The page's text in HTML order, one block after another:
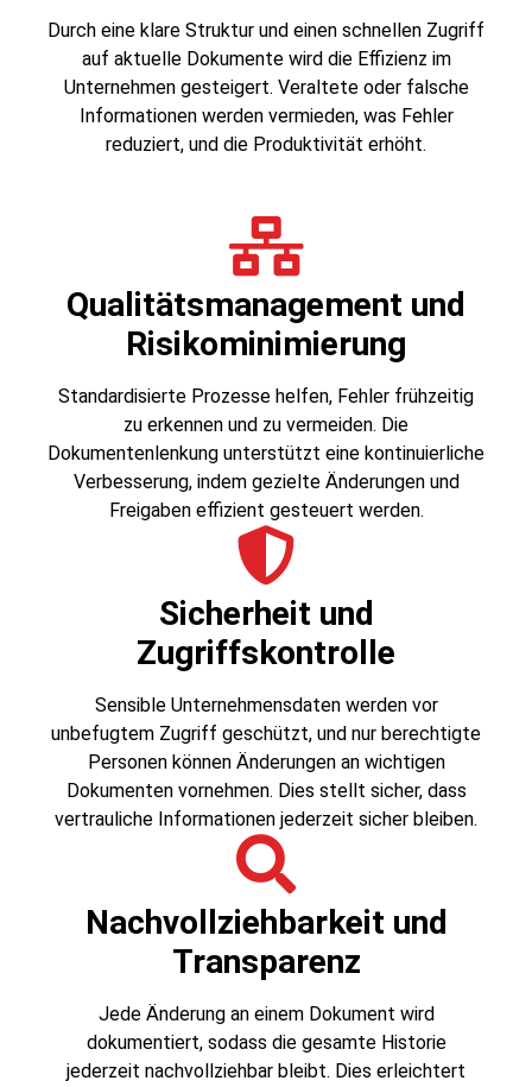
Durch eine klare Struktur und einen schnellen Zugriff
auf aktuelle Dokumente wird die Effizienz im
Unternehmen gesteigert. Veraltete oder falsche
Informationen werden vermieden, was Fehler
reduziert, und die Produktivität erhöht.
Qualitätsmanagement und
Risikominimierung
Standardisierte Prozesse helfen, Fehler frühzeitig
zu erkennen und zu vermeiden. Die
Dokumentenlenkung unterstützt eine kontinuierliche
Verbesserung, indem gezielte Änderungen und
Freigaben effizient gesteuert werden.
Sicherheit und
Zugriffskontrolle
Sensible Unternehmensdaten werden vor
unbefugtem Zugriff geschützt, und nur berechtigte
Personen können Änderungen an wichtigen
Dokumenten vornehmen. Dies stellt sicher, dass
vertrauliche Informationen jederzeit sicher bleiben.
Nachvollziehbarkeit und
Transparenz
Jede Änderung an einem Dokument wird
dokumentiert, sodass die gesamte Historie
jederzeit nachvollziehbar bleibt. Dies erleichtert